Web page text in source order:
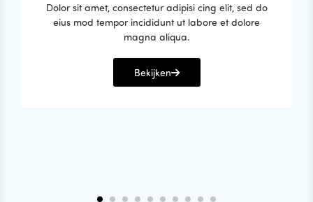
Dolor sit amet, consectetur adipisi cing elit, sed do
eius mod tempor incididunt ut labore et dolore
magna aliqua.
Bekijken